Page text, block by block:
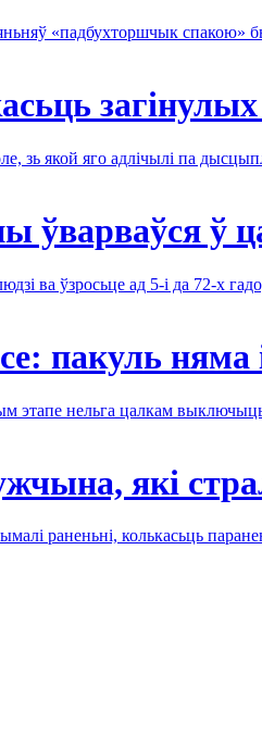
«падбухторшчык спакою»
зь якой яго адлічылі па
ўварваўся ў
ва ўзросьце ад 5-і да 72-х
пакуль
этапе нельга цалкам
які
раненьні, колькасьць